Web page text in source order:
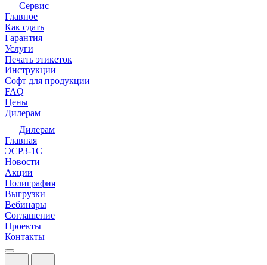
Сервис
Главное
Как сдать
Гарантия
Услуги
Печать этикеток
Инструкции
Софт для продукции
FAQ
Цены
Дилерам
Дилерам
Главная
ЭСРЗ-1С
Новости
Акции
Полиграфия
Выгрузки
Вебинары
Соглашение
Проекты
Контакты